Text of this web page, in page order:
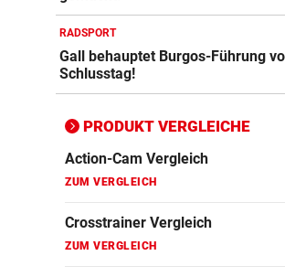
RADSPORT
Gall behauptet Burgos-Führung
Schlusstag!
PRODUKT VERGLEICHE
Elektro-Scooter Vergleich
ZUM VERGLEICH
Ergometer Vergleich
ZUM VERGLEICH
Fahrrad Test
ZUM VERGLEICH
Fahrradanhänger Vergleich
ZUM VERGLEICH